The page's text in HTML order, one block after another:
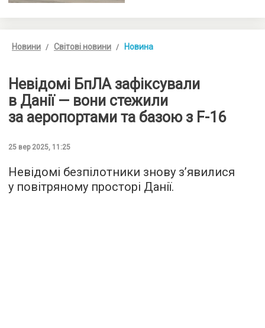
Новини Світові новини Новина
Невідомі БпЛА зафіксували
в Данії — вони стежили
за аеропортами та базою з F-16
25 вер 2025, 11:25
Невідомі безпілотники знову з’явилися
у повітряному просторі Данії.